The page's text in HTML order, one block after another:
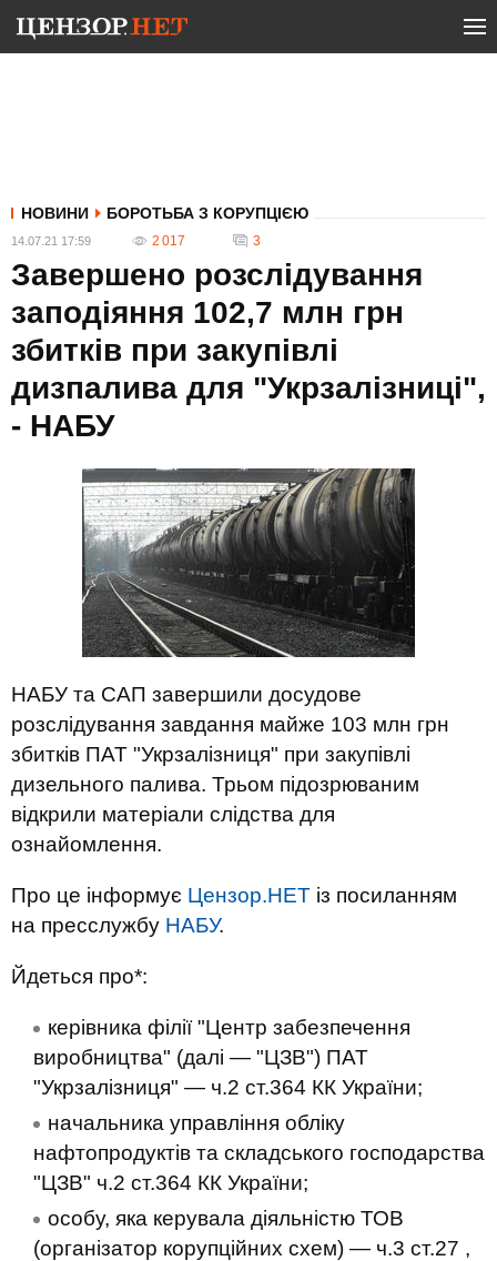
НОВИНИ БОРОТЬБА З КОРУПЦІЄЮ
14.07.21 17:59 2 017 3
Завершено розслідування
заподіяння 102,7 млн грн
збитків при закупівлі
дизпалива для "Укрзалізниці",
- НАБУ
НАБУ та САП завершили досудове
розслідування завдання майже 103 млн грн
збитків ПАТ "Укрзалізниця" при закупівлі
дизельного палива. Трьом підозрюваним
відкрили матеріали слідства для
ознайомлення.
Про це інформує Цензор.НЕТ із посиланням
на пресслужбу НАБУ.
Йдеться про*:
керівника філії "Центр забезпечення
виробництва" (далі — "ЦЗВ") ПАТ
"Укрзалізниця" — ч.2 ст.364 КК України;
начальника управління обліку
нафтопродуктів та складського господарства
"ЦЗВ" ч.2 ст.364 КК України;
особу, яка керувала діяльністю ТОВ
(організатор корупційних схем) — ч.3 ст.27 ,